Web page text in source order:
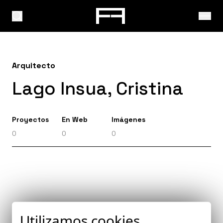
Arquitecto
Lago Insua, Cristina
Proyectos
0
En Web
0
Imágenes
0